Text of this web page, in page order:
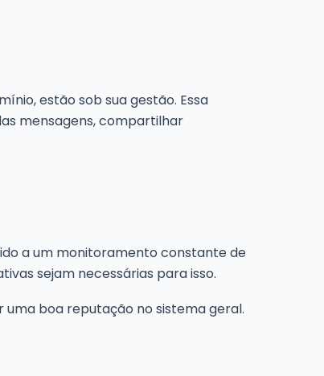
estão sob sua gestão. Essa
mensagens, compartilhar
a um monitoramento constante de
sejam necessárias para isso.
boa reputação no sistema geral.